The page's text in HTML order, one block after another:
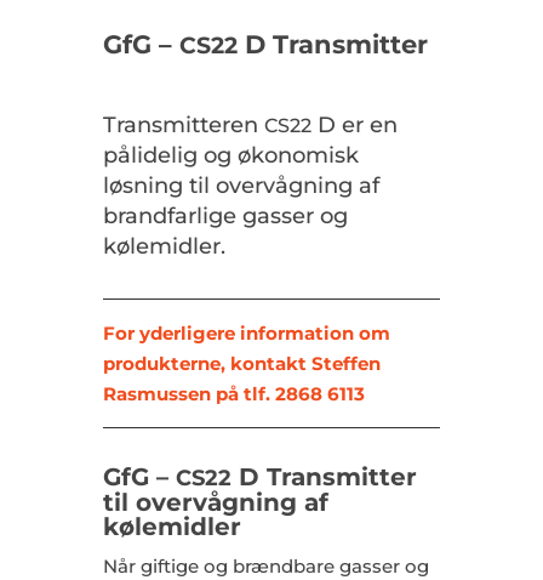
GfG – CS22D Transmitter
Transmitteren CS22D er en
pålidelig og økonomisk
løsning til overvågning af
brandfarlige gasser og
kølemidler.
For yderligere information om
produkterne, kontakt Steffen
Rasmussen på tlf. 2868 6113
GfG – CS22 D Transmitter
til overvågning af
kølemidler
Når giftige og brændbare gasser og